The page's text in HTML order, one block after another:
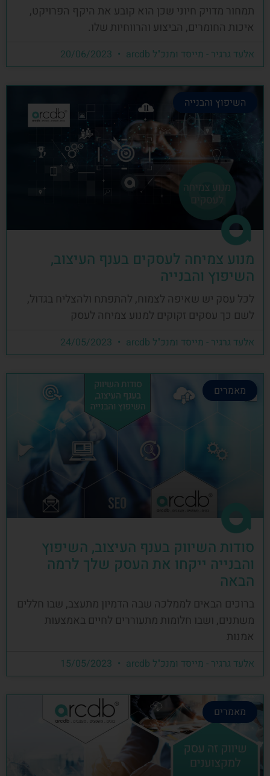
תמחור מדויק חיוני שכן הוא קובע את היקף הפרויקט,
איכות החומרים, הביצוע והרווחיות שלו.
אלעד גרגיר - מייסד ומנכ"ל arcdb
השיפוץ והבנייה
מנוע צמיחה לעסקים בענף העיצוב,
השיפוץ והבנייה
לכל עסק יש שאיפה לצמוח, להתפתח ולהצליח בגדול,
לשם כך עסקים זקוקים למנוע צמיחה לעסק
אלעד גרגיר - מייסד ומנכ"ל arcdb
מאמרים
סודות השיווק בענף העיצוב, השיפוץ
והבנייה ייקחו את העסק שלך לרמה
הבאה
ברוכים הבאים לממלכה שבה הדמיון מתעצב, שבו חללים
משתנים, ושבו חלומות מתעוררים לחיים באמצעות
אמנות
אלעד גרגיר - מייסד ומנכ"ל arcdb
מאמרים